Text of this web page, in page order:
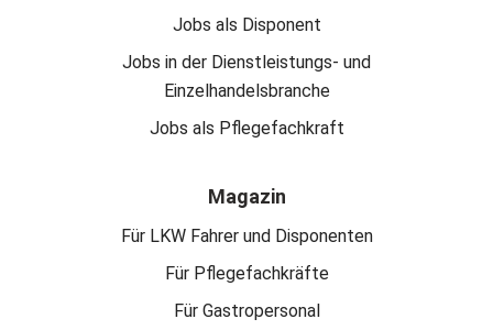
Jobs als Disponent
Jobs in der Dienstleistungs- und
Einzelhandelsbranche
Jobs als Pflegefachkraft
Magazin
Für LKW Fahrer und Disponenten
Für Pflegefachkräfte
Für Gastropersonal